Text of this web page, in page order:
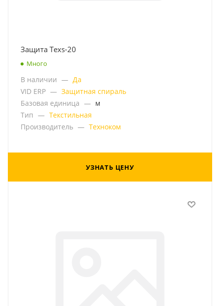
Защита Texs-20
Много
В наличии — Да
VID ERP — Защитная спираль
Базовая единица — м
Тип — Текстильная
Производитель — Техноком
УЗНАТЬ ЦЕНУ